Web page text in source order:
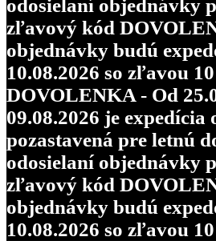
odosielaní objednávky
zľavový kód
objednávky budú
10.08.2026 so zľavou
DOVOLENKA - Od
09.08.2026 je expedícia
pozastavená pre letnú
odosielaní objednávky
zľavový kód
objednávky budú
10.08.2026 so zľavou